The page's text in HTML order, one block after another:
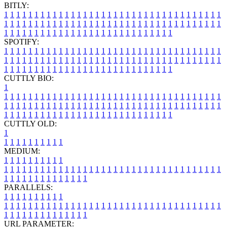
BITLY:
1 1 1 1 1 1 1 1 1 1 1 1 1 1 1 1 1 1 1 1 1 1 1 1 1 1 1 1 1 1 1 1 1 1 1 1
1 1 1 1 1 1 1 1 1 1 1 1 1 1 1 1 1 1 1 1 1 1 1 1 1 1 1 1 1 1 1 1 1 1 1 1
1 1 1 1 1 1 1 1 1 1 1 1 1 1 1 1 1 1 1 1 1 1 1 1 1 1 1 1
SPOTIFY:
1 1 1 1 1 1 1 1 1 1 1 1 1 1 1 1 1 1 1 1 1 1 1 1 1 1 1 1 1 1 1 1 1 1 1 1
1 1 1 1 1 1 1 1 1 1 1 1 1 1 1 1 1 1 1 1 1 1 1 1 1 1 1 1 1 1 1 1 1 1 1 1
1 1 1 1 1 1 1 1 1 1 1 1 1 1 1 1 1 1 1 1 1 1 1 1 1 1 1 1
CUTTLY BIO:
1
1 1 1 1 1 1 1 1 1 1 1 1 1 1 1 1 1 1 1 1 1 1 1 1 1 1 1 1 1 1 1 1 1 1 1 1
1 1 1 1 1 1 1 1 1 1 1 1 1 1 1 1 1 1 1 1 1 1 1 1 1 1 1 1 1 1 1 1 1 1 1 1
1 1 1 1 1 1 1 1 1 1 1 1 1 1 1 1 1 1 1 1 1 1 1 1 1 1 1 1
CUTTLY OLD:
1
1 1 1 1 1 1 1 1 1 1
MEDIUM:
1 1 1 1 1 1 1 1 1 1
1 1 1 1 1 1 1 1 1 1 1 1 1 1 1 1 1 1 1 1 1 1 1 1 1 1 1 1 1 1 1 1 1 1 1 1
1 1 1 1 1 1 1 1 1 1 1 1 1 1
PARALLELS:
1 1 1 1 1 1 1 1 1 1
1 1 1 1 1 1 1 1 1 1 1 1 1 1 1 1 1 1 1 1 1 1 1 1 1 1 1 1 1 1 1 1 1 1 1 1
1 1 1 1 1 1 1 1 1 1 1 1 1 1
URL PARAMETER: